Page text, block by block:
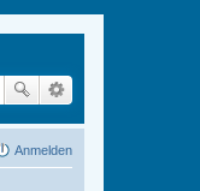
Anmelden